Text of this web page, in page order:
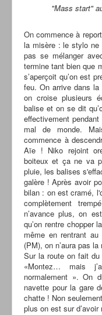
"Mass start"
On commence à
la misère : le stylo ne
pas se mélanger
termine tant bien que
s’aperçoit qu’on est
feu. On arrive dans
on croise plusieurs
balise et on se dit
effectivement
mal de monde.
commence à
Aïe ! Niko rejoint
boiteux et ça ne va
pluie, les balises
galère ! Après avoir
bilan : on est cramé,
complètement
n’avance plus, on
qu’on rentre chopper
même en rentrant
(PM), on n’aura pas
Sur la route on fait du
«Montez… mais
normalement ». On
navette pour la gare
chatte ! Non
plus on est sur